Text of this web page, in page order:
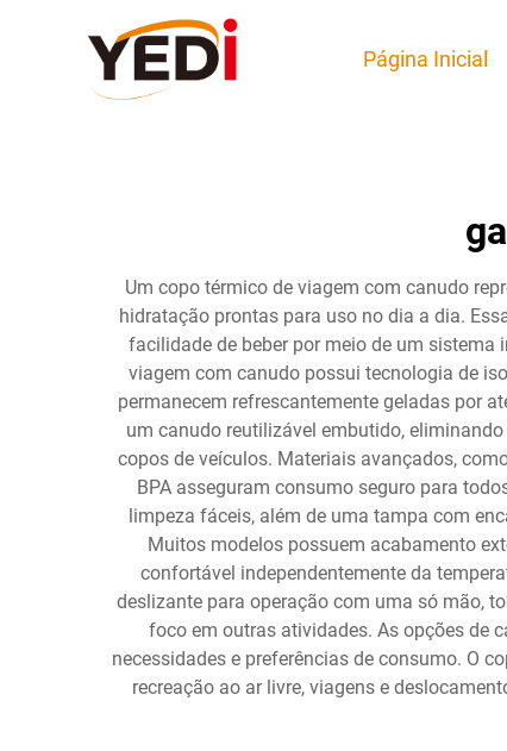
Página Inicial
Um copo térmico de viagem com canudo
hidratação prontas para uso no dia a dia.
facilidade de beber por meio de um sistema
viagem com canudo possui tecnologia de
permanecem refrescantemente geladas por
um canudo reutilizável embutido,
copos de veículos. Materiais avançados,
BPA asseguram consumo seguro para
limpeza fáceis, além de uma tampa com
Muitos modelos possuem acabamento
confortável independentemente da
deslizante para operação com uma só mão,
foco em outras atividades. As opções de
necessidades e preferências de consumo. O
recreação ao ar livre, viagens e